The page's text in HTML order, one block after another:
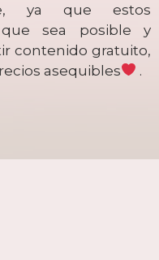
ya que estos
sea posible y
contenido gratuito,
asequibles
.